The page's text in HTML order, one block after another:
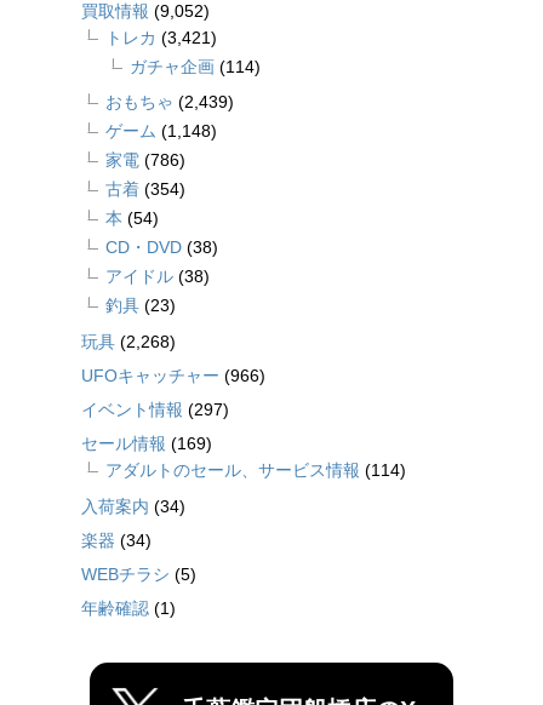
買取情報 (9,052)
トレカ (3,421)
ガチャ企画 (114)
おもちゃ (2,439)
ゲーム (1,148)
家電 (786)
古着 (354)
本 (54)
CD・DVD (38)
アイドル (38)
釣具 (23)
玩具 (2,268)
UFOキャッチャー (966)
イベント情報 (297)
セール情報 (169)
アダルトのセール、サービス情報 (114)
入荷案内 (34)
楽器 (34)
WEBチラシ (5)
年齢確認 (1)